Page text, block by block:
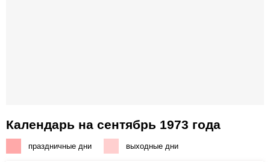
Календарь на сентябрь 1973 года
праздничные дни выходные дни